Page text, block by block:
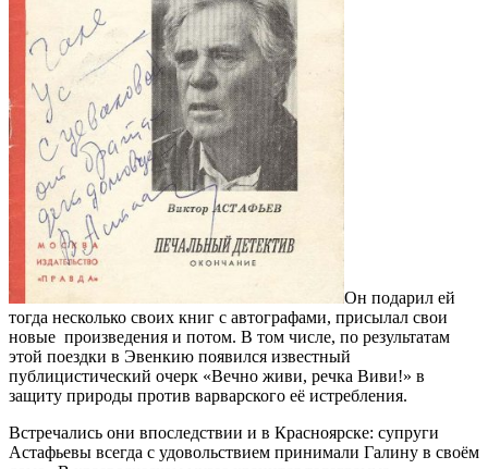
Он подарил ей
тогда несколько своих книг с автографами, присылал свои
новые произведения и потом. В том числе, по результатам
этой поездки в Эвенкию появился известный
публицистический очерк «Вечно живи, речка Виви!» в
защиту природы против варварского её истребления.
Встречались они впоследствии и в Красноярске: супруги
Астафьевы всегда с удовольствием принимали Галину в своём